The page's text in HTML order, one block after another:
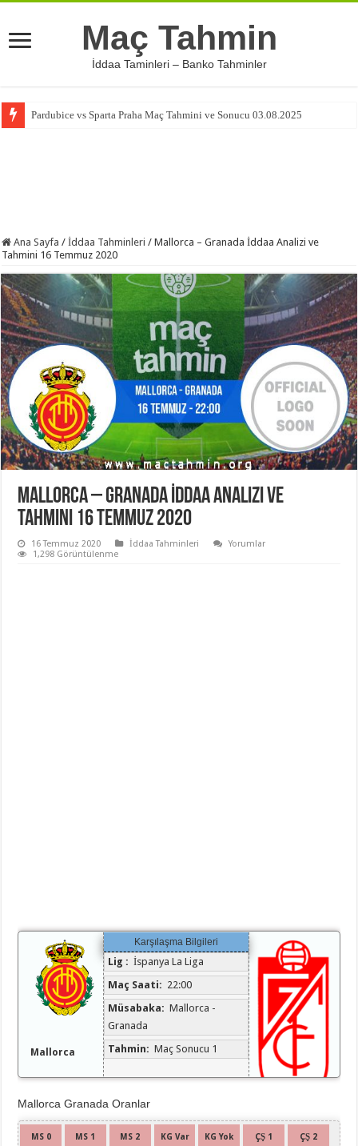
Maç Tahmin
İddaa Taminleri – Banko Tahminler
Pardubice vs Sparta Praha Maç Tahmini ve Sonucu 03.08.2025
Ana Sayfa / İddaa Tahminleri / Mallorca – Granada İddaa Analizi ve
Tahmini 16 Temmuz 2020
Mallorca – Granada İddaa Analizi ve
Tahmini 16 Temmuz 2020
16 Temmuz 2020 İddaa Tahminleri
Yorumlar
1,298 Görüntülenme
Mallorca
Karşılaşma Bilgileri
Lig : İspanya La Liga
Maç Saati: 22:00
Müsabaka: Mallorca -
Granada
Tahmin: Maç Sonucu 1
Mallorca Granada Oranlar
MS 0 MS 1 MS 2 KG Var KG Yok ÇŞ 1 ÇŞ 2